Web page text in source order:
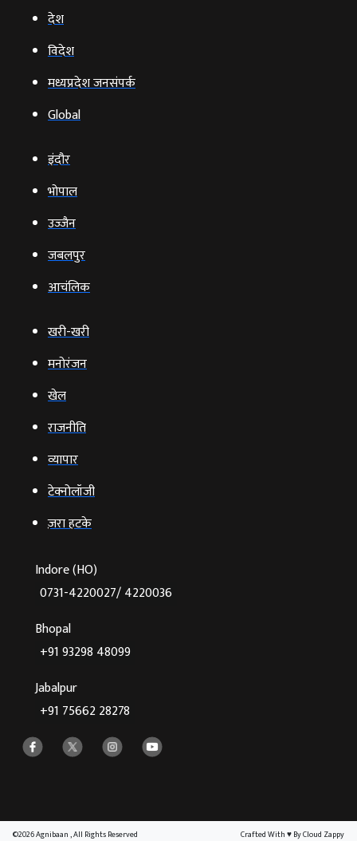
देश
विदेश
मध्यप्रदेश जनसंपर्क
Global
इंदौर
भोपाल
उज्‍जैन
जबलपुर
आचंलिक
खरी-खरी
मनोरंजन
खेल
राजनीति
व्‍यापार
टेक्‍नोलॉजी
ज़रा हटके
Indore (HO)
0731-4220027/ 4220036
Bhopal
+91 93298 48099
Jabalpur
+91 75662 28278
©2026 Agnibaan , All Rights Reserved Crafted With♥By Cloud Zappy